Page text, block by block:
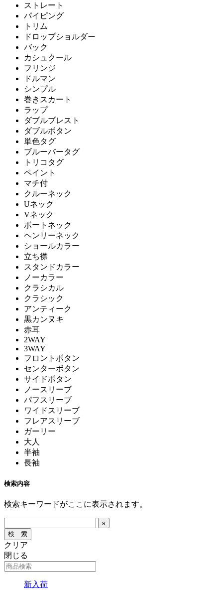
ストレート
パイピング
トリム
ドロップショルダー
バック
カシュクール
フリンジ
ドルマン
シンプル
巻きスカート
ラップ
ダブルブレスト
ダブルボタン
単色タグ
ブルーバータグ
トリコタグ
ペイント
マチ付
クルーネック
Uネック
Vネック
ボートネック
ヘンリーネック
ショールカラー
立ち襟
スタンドカラー
ノーカラー
クラシカル
クラシック
アンティーク
黒カンヌキ
赤耳
2WAY
3WAY
フロントボタン
センターボタン
サイドボタン
ノースリーブ
パフスリーブ
ワイドスリーブ
フレアスリーブ
ガーリー
大人
半袖
長袖
検索内容
検索キーワードがここに表示されます。
クリア
閉じる
新入荷